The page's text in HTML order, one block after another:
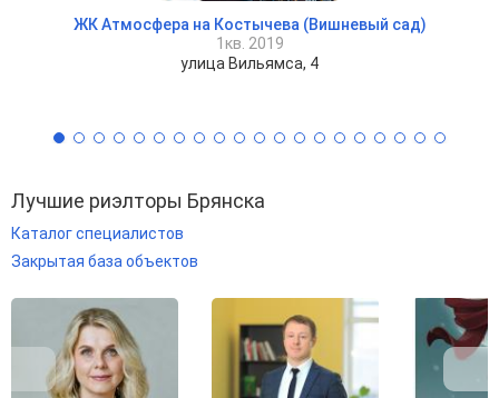
ЖК Атмосфера на Костычева (Вишневый сад)
1кв. 2019
улица Вильямса, 4
Лучшие риэлторы Брянска
Каталог специалистов
Закрытая база объектов